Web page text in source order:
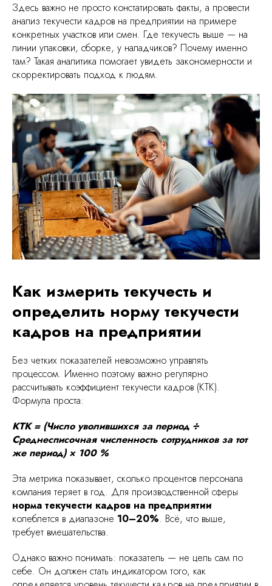
Здесь важно не просто констатировать факты, а провести
анализ текучести кадров на предприятии на примере
конкретных участков или смен. Где текучесть выше — на
линии упаковки, сборке, у наладчиков? Почему именно
там? Такая аналитика помогает увидеть закономерности и
скорректировать подход к людям.
Как измерить текучесть и
определить норму текучести
кадров на предприятии
Без четких показателей невозможно управлять
процессом. Именно поэтому важно регулярно
рассчитывать коэффициент текучести кадров (КТК).
Формула проста:
КТК = (Число уволившихся за период ÷
Среднесписочная численность сотрудников за тот
же период) × 100 %
Эта метрика показывает, сколько процентов персонала
компания теряет в год. Для производственной сферы
норма текучести кадров на предприятии
колеблется в диапазоне 10–20%. Всё, что выше,
требует вмешательства.
Однако важно понимать: показатель — не цель сам по
себе. Он должен стать индикатором того, как